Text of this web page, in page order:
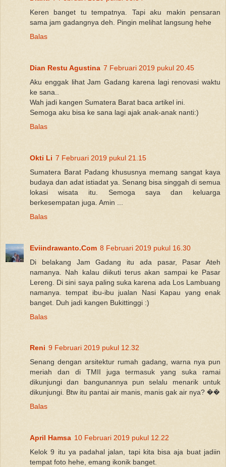
Keren banget tu tempatnya. Tapi aku makin pensaran
sama jam gadangnya deh. Pingin melihat langsung hehe
Balas
Dian Restu Agustina 7 Februari 2019 pukul 20.45
Aku enggak lihat Jam Gadang karena lagi renovasi waktu
ke sana..
Wah jadi kangen Sumatera Barat baca artikel ini.
Semoga aku bisa ke sana lagi ajak anak-anak nanti:)
Balas
Okti Li 7 Februari 2019 pukul 21.15
Sumatera Barat Padang khususnya memang sangat kaya
budaya dan adat istiadat ya. Senang bisa singgah di semua
lokasi wisata itu. Semoga saya dan keluarga
berkesempatan juga. Amin ...
Balas
Eviindrawanto.Com 8 Februari 2019 pukul 16.30
Di belakang Jam Gadang itu ada pasar, Pasar Ateh
namanya. Nah kalau diikuti terus akan sampai ke Pasar
Lereng. Di sini saya paling suka karena ada Los Lambuang
namanya. tempat ibu-ibu jualan Nasi Kapau yang enak
banget. Duh jadi kangen Bukittinggi :)
Balas
Reni 9 Februari 2019 pukul 12.32
Senang dengan arsitektur rumah gadang, warna nya pun
meriah dan di TMII juga termasuk yang suka ramai
dikunjungi dan bangunannya pun selalu menarik untuk
dikunjungi. Btw itu pantai air manis, manis gak air nya? ��
Balas
April Hamsa 10 Februari 2019 pukul 12.22
Kelok 9 itu ya padahal jalan, tapi kita bisa aja buat jadiin
tempat foto hehe, emang ikonik banget.